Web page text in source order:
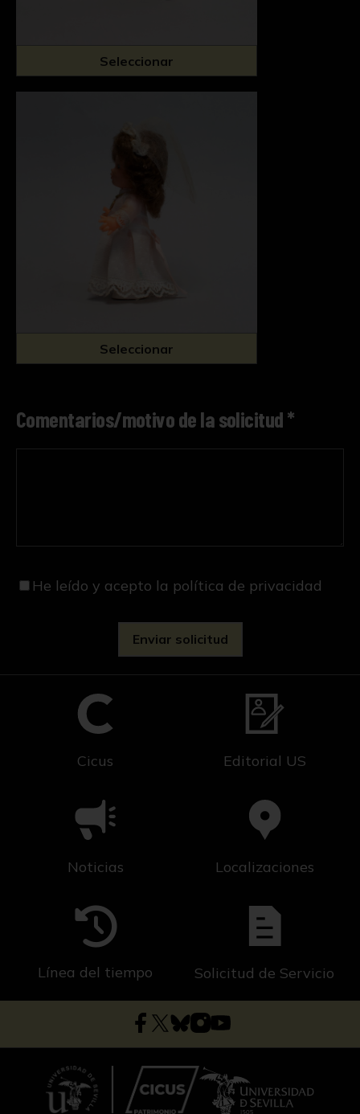
Seleccionar
Seleccionar
Comentarios/motivo de la solicitud *
He leído y acepto la política de privacidad
Cicus Editorial US
Noticias Localizaciones
Línea del tiempo Solicitud de Servicio